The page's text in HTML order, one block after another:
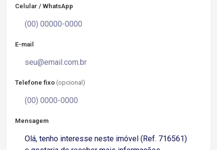
Celular / WhatsApp
E-mail
Telefone fixo (opcional)
Mensagem